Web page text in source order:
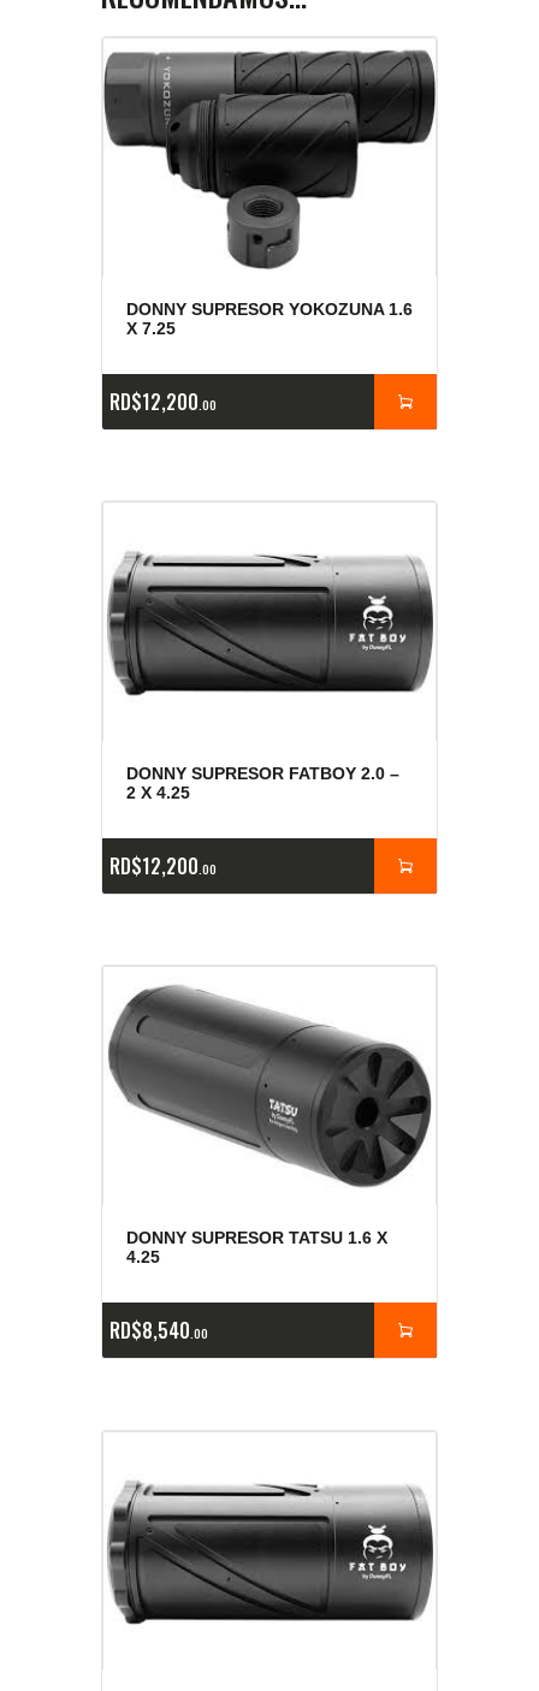
DONNY SUPRESOR YOKOZUNA 1.6
X 7.25
RD$12,200 00
DONNY SUPRESOR FATBOY 2.0 –
2 X 4.25
RD$12,200 00
DONNY SUPRESOR TATSU 1.6 X
4.25
RD$8,540 00